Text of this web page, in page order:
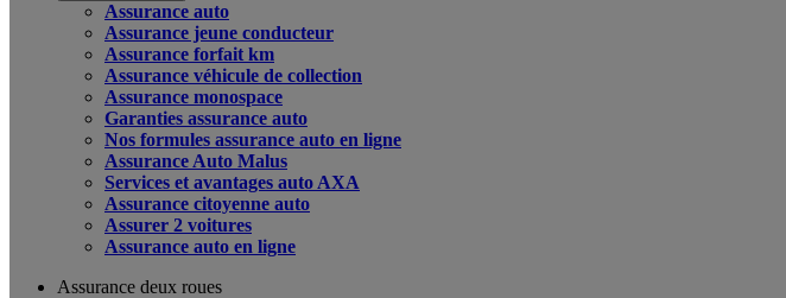
Assurance auto
Assurance jeune conducteur
Assurance forfait km
Assurance véhicule de collection
Assurance monospace
Garanties assurance auto
Nos formules assurance auto en ligne
Assurance Auto Malus
Services et avantages auto AXA
Assurance citoyenne auto
Assurer 2 voitures
Assurance auto en ligne
Assurance deux roues